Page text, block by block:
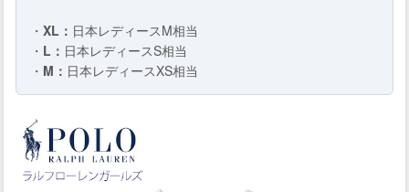
・ XL： 日本レディースM相当
・ L： 日本レディースS相当
・ M： 日本レディースXS相当